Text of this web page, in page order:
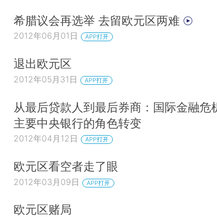
希腊议会再选举 去留欧元区两难
2012年06月01日 APP打开
退出欧元区
2012年05月31日 APP打开
从最后贷款人到最后券商：国际金融危
主要中央银行的角色转变
2012年04月12日 APP打开
欧元区看空者走了眼
2012年03月09日 APP打开
欧元区赌局